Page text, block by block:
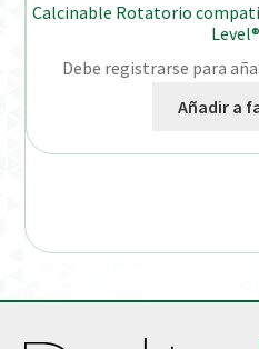
Calcinable Rotatorio
Debe registrarse para
Añadir a